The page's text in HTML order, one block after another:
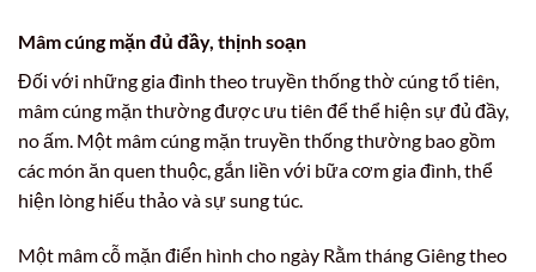
Mâm cúng mặn đủ đầy, thịnh soạn
Đối với những gia đình theo truyền thống thờ cúng tổ tiên,
mâm cúng mặn thường được ưu tiên để thể hiện sự đủ đầy,
no ấm. Một mâm cúng mặn truyền thống thường bao gồm
các món ăn quen thuộc, gắn liền với bữa cơm gia đình, thể
hiện lòng hiếu thảo và sự sung túc.
Một mâm cỗ mặn điển hình cho ngày Rằm tháng Giêng theo